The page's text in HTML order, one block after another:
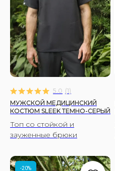
5.0 (1)
МУЖСКОЙ МЕДИЦИНСКИЙ
КОСТЮМ SLEEK ТЕМНО-СЕРЫЙ
Топ со стойкой и
зауженные брюки
-20%